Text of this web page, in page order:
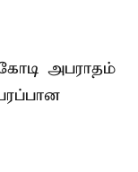
கோடி அபராதம்